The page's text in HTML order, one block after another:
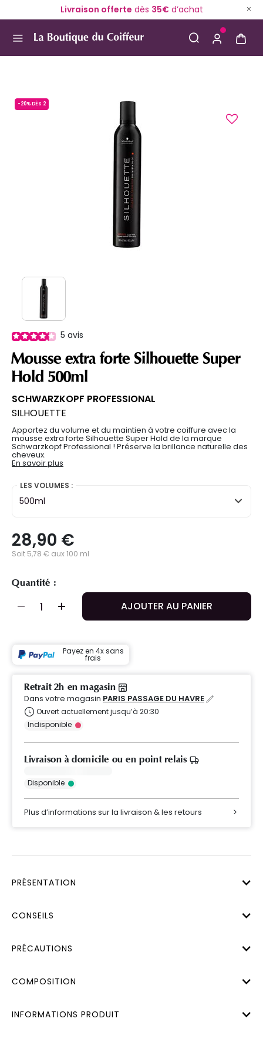
Livraison offerte dès 35€d’achat
-20% DÈS 2
5 avis
Mousse extra forte Silhouette Super
Hold 500ml
SCHWARZKOPF PROFESSIONAL
SILHOUETTE
Apportez du volume et du maintien à votre coiffure avec la
mousse extra forte Silhouette Super Hold de la marque
Schwarzkopf Professional ! Préserve la brillance naturelle des
cheveux.
En savoir plus
LES VOLUMES :
500ml
28,90 €
Soit 5,78 € aux 100 ml
Quantité :
AJOUTER AU PANIER
Payez en 4x sans
frais
Retrait 2h en magasin
Dans votre magasin PARIS PASSAGE DU HAVRE
Ouvert actuellement jusqu’à 20:30
Indisponible
Livraison à domicile ou en point relais
Disponible
Plus d’informations sur la livraison & les retours
PRÉSENTATION
CONSEILS
PRÉCAUTIONS
COMPOSITION
INFORMATIONS PRODUIT